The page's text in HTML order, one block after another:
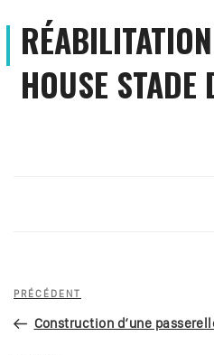
HOUSE
Navigation
l’article
Article
précédent
PRÉCÉDENT
Construction d’une